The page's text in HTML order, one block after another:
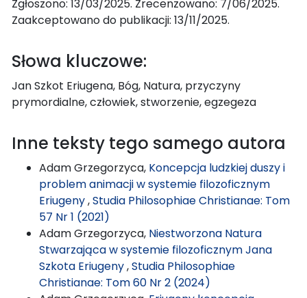
Zgłoszono: 13/03/2025. Zrecenzowano: 7/06/2025.
Zaakceptowano do publikacji: 13/11/2025.
Słowa kluczowe:
Jan Szkot Eriugena, Bóg, Natura, przyczyny
prymordialne, człowiek, stworzenie, egzegeza
Inne teksty tego samego autora
Adam Grzegorzyca, Koncepcja ludzkiej duszy i
problem animacji w systemie filozoficznym
Eriugeny,Studia Philosophiae Christianae: Tom
57 Nr 1 (2021)
Adam Grzegorzyca, Niestworzona Natura
Stwarzająca w systemie filozoficznym Jana
Szkota Eriugeny,Studia Philosophiae
Christianae: Tom 60 Nr 2 (2024)